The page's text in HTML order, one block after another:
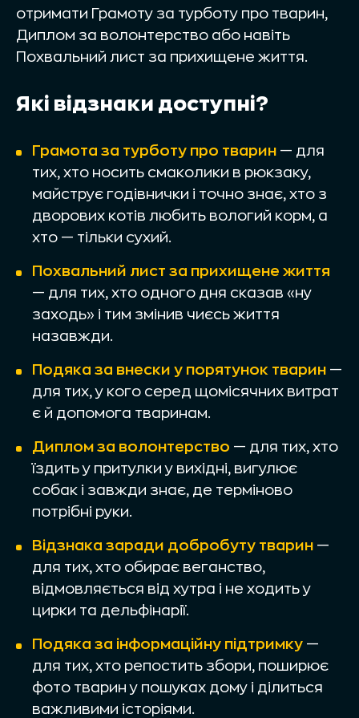
отримати Грамоту за турботу про тварин,
Диплом за волонтерство або навіть
Похвальний лист за прихищене життя.
Які відзнаки доступні?
Грамота за турботу про тварин — для
тих, хто носить смаколики в рюкзаку,
майструє годівнички і точно знає, хто з
дворових котів любить вологий корм, а
хто — тільки сухий.
Похвальний лист за прихищене життя
— для тих, хто одного дня сказав «ну
заходь» і тим змінив чиєсь життя
назавжди.
Подяка за внески у порятунок тварин —
для тих, у кого серед щомісячних витрат
є й допомога тваринам.
Диплом за волонтерство — для тих, хто
їздить у притулки у вихідні, вигулює
собак і завжди знає, де терміново
потрібні руки.
Відзнака заради добробуту тварин —
для тих, хто обирає веганство,
відмовляється від хутра і не ходить у
цирки та дельфінарії.
Подяка за інформаційну підтримку —
для тих, хто репостить збори, поширює
фото тварин у пошуках дому і ділиться
важливими історіями.